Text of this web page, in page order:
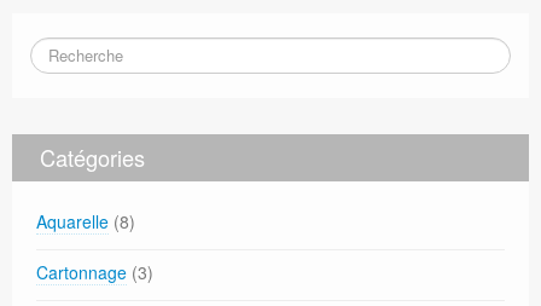
Catégories
Aquarelle (8)
Cartonnage (3)